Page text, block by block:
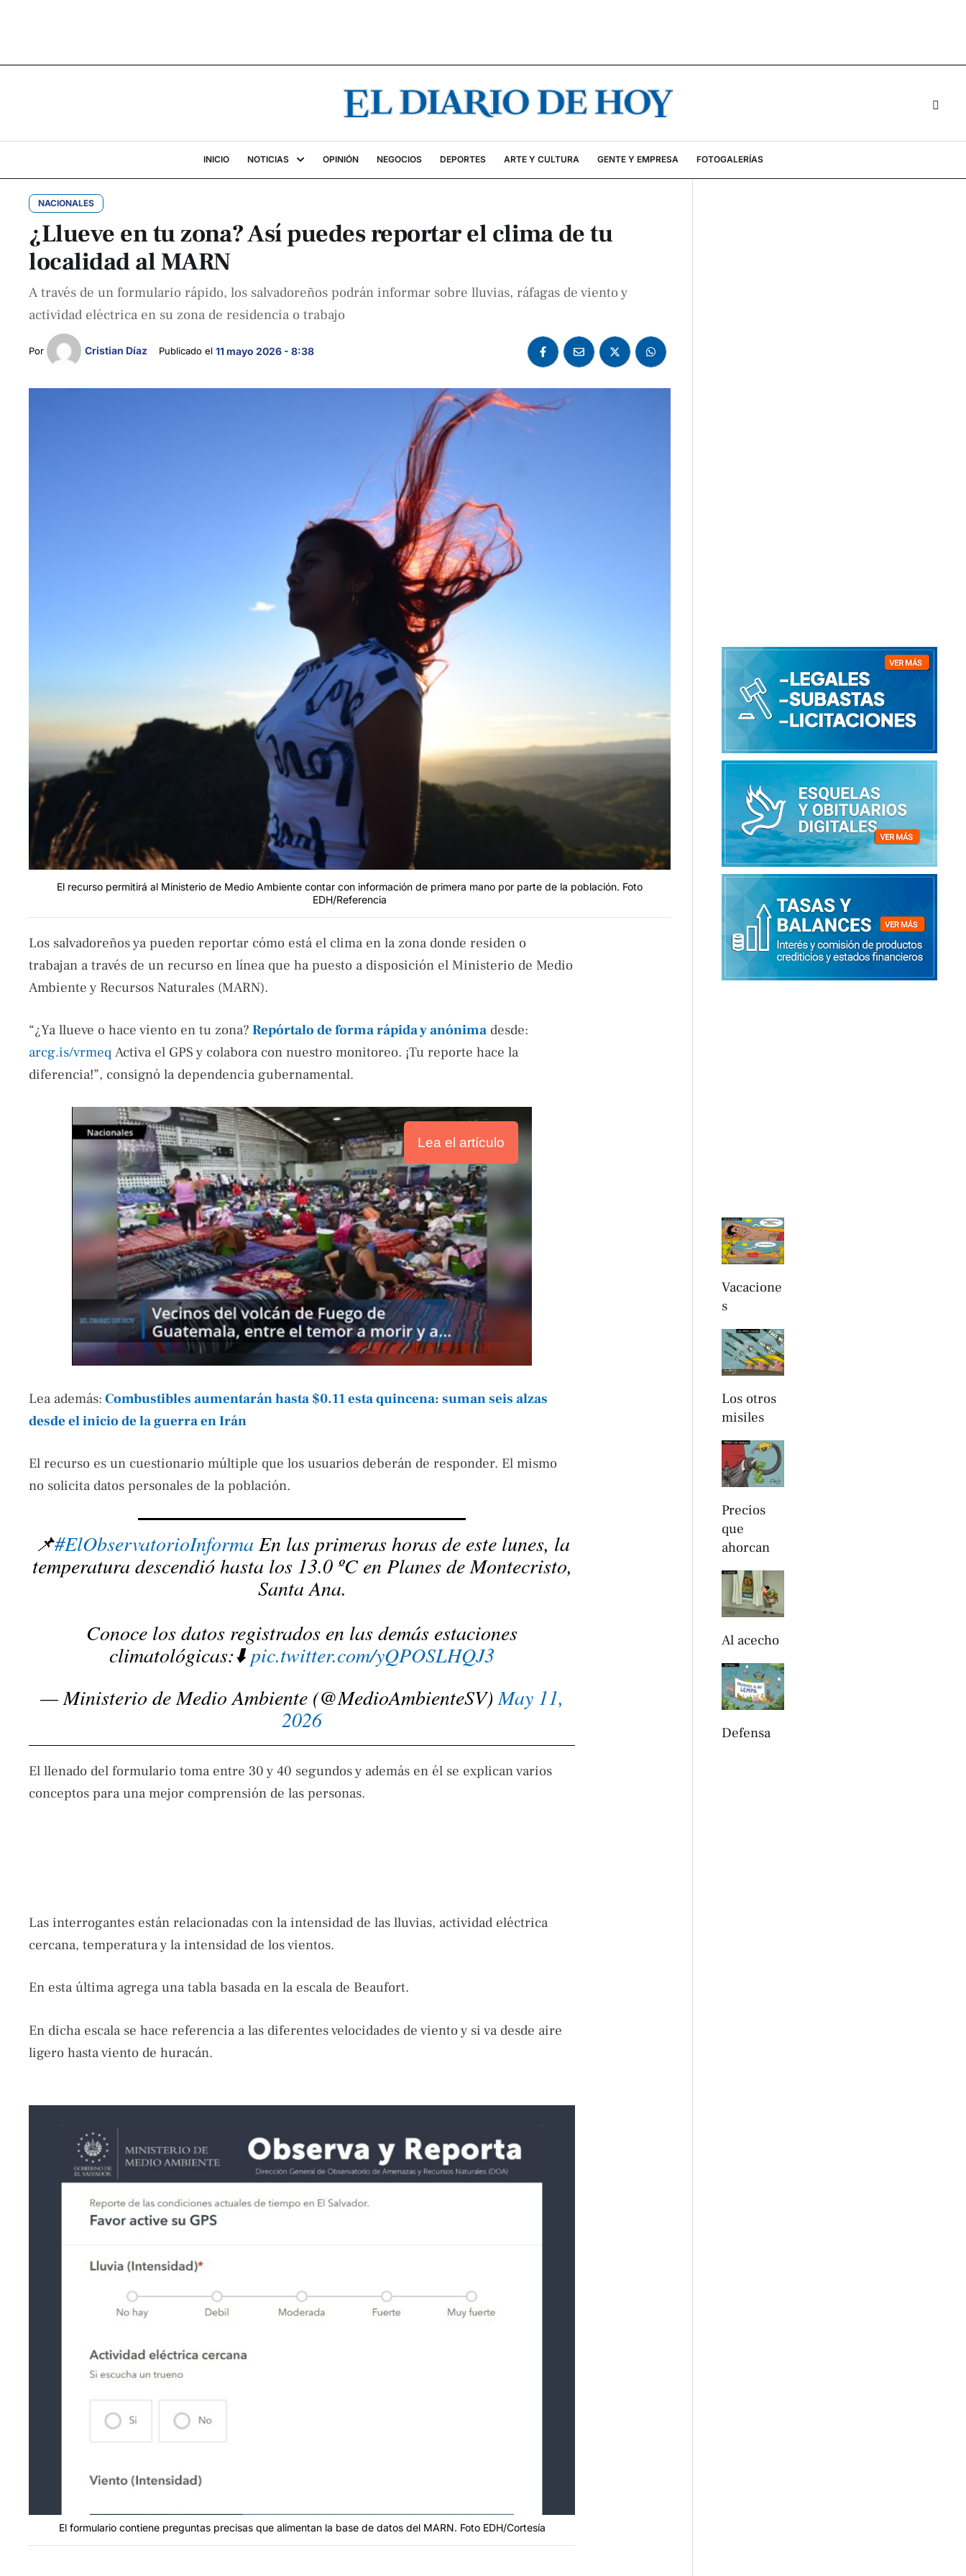
INICIO NOTICIAS OPINIÓN NEGOCIOS DEPORTES ARTE Y CULTURA GENTE Y EMPRESA FOTOGALERÍAS
NACIONALES
¿Llueve en tu zona? Así puedes reportar el clima de tu
localidad al MARN
A través de un formulario rápido, los salvadoreños podrán informar sobre lluvias, ráfagas de viento y
actividad eléctrica en su zona de residencia o trabajo
Por Cristian Díaz Publicado el 11 mayo 2026 - 8:38
El recurso permitirá al Ministerio de Medio Ambiente contar con información de primera mano por parte de la población. Foto
EDH/Referencia
Los salvadoreños ya pueden reportar cómo está el clima en la zona donde residen o
trabajan a través de un recurso en línea que ha puesto a disposición el Ministerio de Medio
Ambiente y Recursos Naturales (MARN).
“¿Ya llueve o hace viento en tu zona? Repórtalo de forma rápida y anónima desde:
arcg.is/vrmeq Activa el GPS y colabora con nuestro monitoreo. ¡Tu reporte hace la
diferencia!”, consignó la dependencia gubernamental.
Lea el artículo
Lea además: Combustibles aumentarán hasta $0.11 esta quincena: suman seis alzas
desde el inicio de la guerra en Irán
El recurso es un cuestionario múltiple que los usuarios deberán de responder. El mismo
no solicita datos personales de la población.
📌#ElObservatorioInforma En las primeras horas de este lunes, la
temperatura descendió hasta los 13.0 ºC en Planes de Montecristo,
Santa Ana.
Conoce los datos registrados en las demás estaciones
climatológicas:⬇️pic.twitter.com/yQPOSLHQJ3
— Ministerio de Medio Ambiente (@MedioAmbienteSV)May 11,
2026
El llenado del formulario toma entre 30 y 40 segundos y además en él se explican varios
conceptos para una mejor comprensión de las personas.
Las interrogantes están relacionadas con la intensidad de las lluvias, actividad eléctrica
cercana, temperatura y la intensidad de los vientos.
En esta última agrega una tabla basada en la escala de Beaufort.
En dicha escala se hace referencia a las diferentes velocidades de viento y si va desde aire
ligero hasta viento de huracán.
El formulario contiene preguntas precisas que alimentan la base de datos del MARN. Foto EDH/Cortesía
Vacacione
s
Los otros
misiles
Precios
que
ahorcan
Al acecho
Defensa